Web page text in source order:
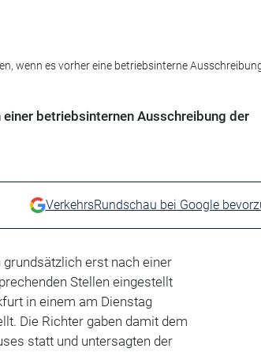
wenn es vorher eine betriebsinterne
betriebsinternen Ausschreibung der
VerkehrsRundschau bei Google
erst nach einer
Stellen eingestellt
in einem am Dienstag
Die Richter gaben damit dem
statt und untersagten der